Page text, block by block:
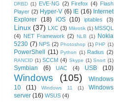
DRBD (1) EVE-NG (2) Firefox (4)
Flash
Player (2) Hyper-V (6) IE (16) Internet
Explorer (18) iOS (10) iptables (3)
Linux (37) LXC (3) Mikrotik (1) MSSQL
(4) NET Framework (2) NLB (1)
Nokia
5230 (7) NPS (2) Photoshop (1) PHP (1)
PowerShell (11) Python (1) Radius (2)
RANCID (1) SCCM (4) Skype (1) Snort (1)
Symbian (6) UAC (4) USB (10)
Windows (105)
Windows
10
(11) Windows 11 (1)
Windows
server (16) WSUS (4)